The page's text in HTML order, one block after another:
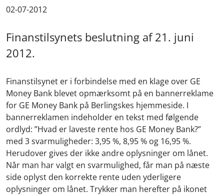
02-07-2012
Finanstilsynets beslutning af 21. juni
2012.
Finanstilsynet er i forbindelse med en klage over GE
Money Bank blevet opmærksomt på en bannerreklame
for GE Money Bank på Berlingskes hjemmeside. I
bannerreklamen indeholder en tekst med følgende
ordlyd: ”Hvad er laveste rente hos GE Money Bank?”
med 3 svarmuligheder: 3,95 %, 8,95 % og 16,95 %.
Herudover gives der ikke andre oplysninger om lånet.
Når man har valgt en svarmulighed, får man på næste
side oplyst den korrekte rente uden yderligere
oplysninger om lånet. Trykker man herefter på ikonet